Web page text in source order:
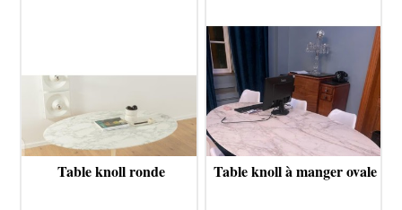
Table knoll ronde Table knoll à manger ovale